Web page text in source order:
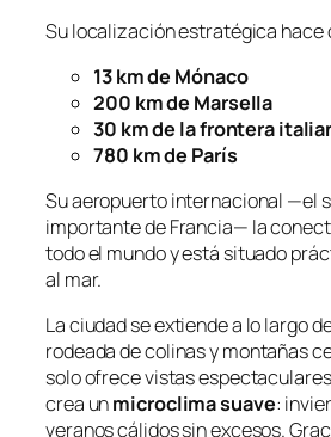
Su localización estratégica hace
13 km de Mónaco
200 km de Marsella
30 km de la frontera
780 km de París
Su aeropuerto internacional —el
importante de Francia— la
todo el mundo y está situado
al mar.
La ciudad se extiende a lo largo
rodeada de colinas y montañas
solo ofrece vistas
crea unmicroclima suave:
veranos cálidos sin excesos.